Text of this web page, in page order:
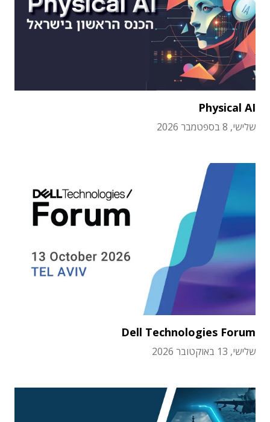
Physical AI
שלישי, 8 בספטמבר 2026
Dell Technologies Forum
שלישי, 13 באוקטובר 2026